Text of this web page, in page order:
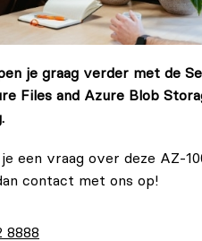
je graag verder met de
Files and Azure Blob
een vraag over deze AZ-
contact met ons op!
8888